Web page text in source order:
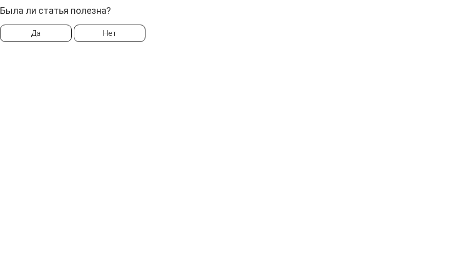
Была ли статья полезна?
Да Нет